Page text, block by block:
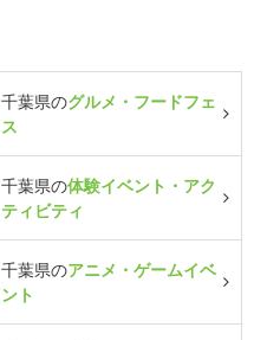
千葉県のグルメ・フードフェ
ス
千葉県の体験イベント・アク
ティビティ
千葉県のアニメ・ゲームイベ
ント